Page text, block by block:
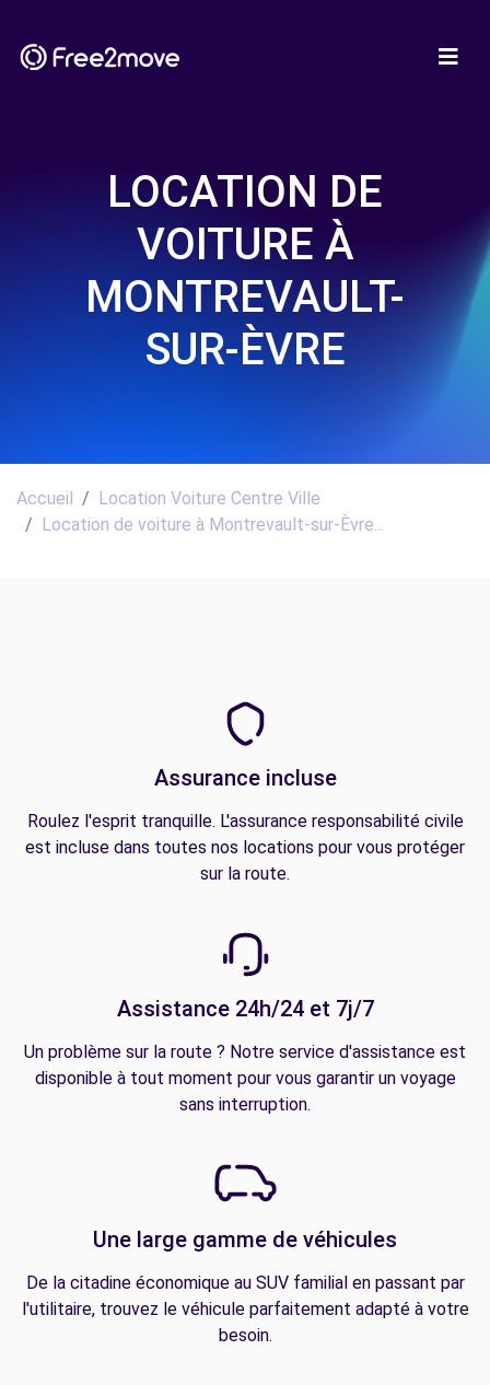
LOCATION DE
VOITURE À
MONTREVAULT-
SUR-ÈVRE
Accueil
Location Voiture Centre Ville
Location de voiture à Montrevault-sur-Èvre...
Assurance incluse
Roulez l'esprit tranquille. L'assurance responsabilité civile
est incluse dans toutes nos locations pour vous protéger
sur la route.
Assistance 24h/24 et 7j/7
Un problème sur la route ? Notre service d'assistance est
disponible à tout moment pour vous garantir un voyage
sans interruption.
Une large gamme de véhicules
De la citadine économique au SUV familial en passant par
l'utilitaire, trouvez le véhicule parfaitement adapté à votre
besoin.